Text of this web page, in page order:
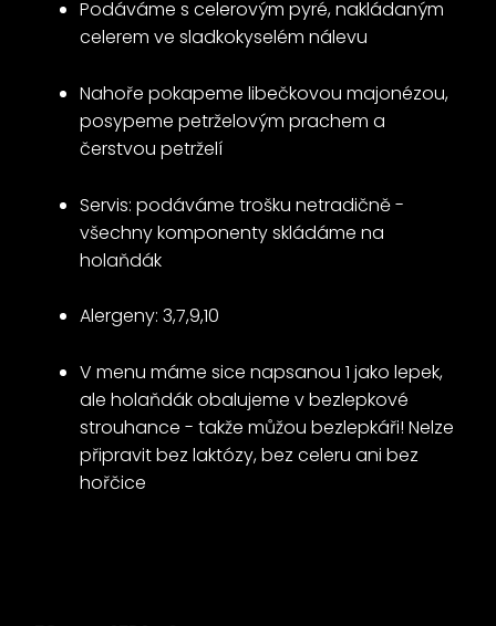
Podáváme s celerovým pyré, nakládaným
celerem ve sladkokyselém nálevu
Nahoře pokapeme libečkovou majonézou,
posypeme petrželovým prachem a
čerstvou petrželí
Servis: podáváme trošku netradičně -
všechny komponenty skládáme na
holaňdák
Alergeny: 3,7,9,10
V menu máme sice napsanou 1 jako lepek,
ale holaňdák obalujeme v bezlepkové
strouhance - takže můžou bezlepkáři! Nelze
připravit bez laktózy, bez celeru ani bez
hořčice